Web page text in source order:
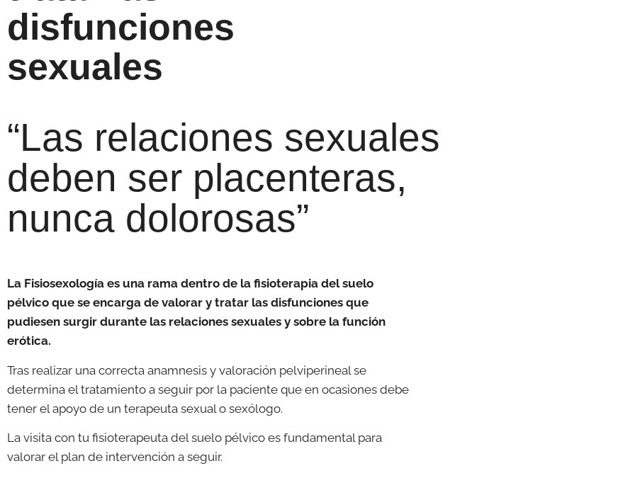
disfunciones
sexuales
“Las relaciones sexuales
deben ser placenteras,
nunca dolorosas”
La Fisiosexología es una rama dentro de la fisioterapia del suelo
pélvico que se encarga de valorar y tratar las disfunciones que
pudiesen surgir durante las relaciones sexuales y sobre la función
erótica.
Tras realizar una correcta anamnesis y valoración pelviperineal se
determina el tratamiento a seguir por la paciente que en ocasiones debe
tener el apoyo de un terapeuta sexual o sexólogo.
La visita con tu fisioterapeuta del suelo pélvico es fundamental para
valorar el plan de intervención a seguir.